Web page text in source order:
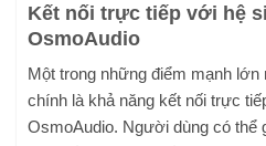
Kết nối trực tiếp với hệ
OsmoAudio
Một trong những điểm mạnh
chính là khả năng kết nối trực
OsmoAudio. Người dùng có thể